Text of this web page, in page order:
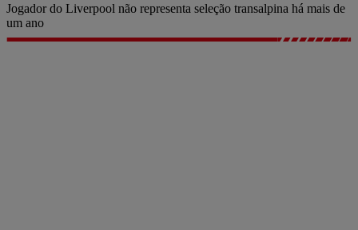
Jogador do Liverpool não representa seleção transalpina há mais de
um ano